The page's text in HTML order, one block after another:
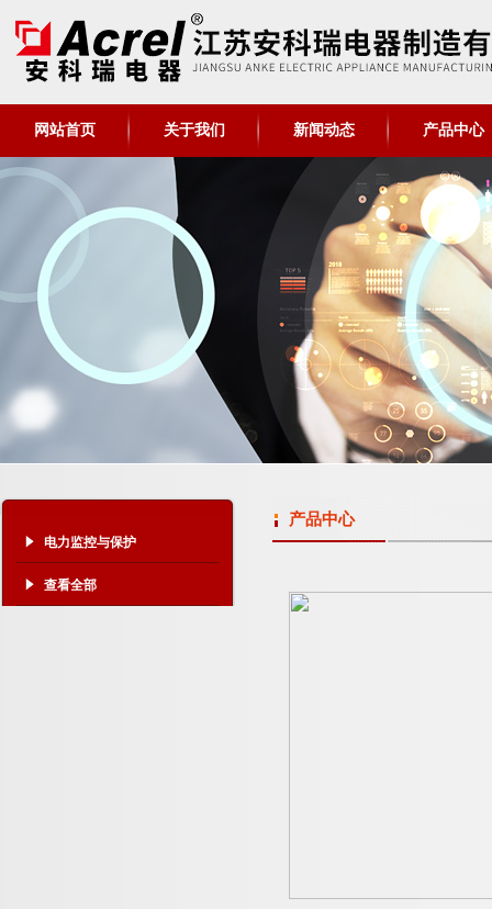
网站首页 关于我们 新闻动态 产品中心
电力监控与保护
查看全部
产品中心